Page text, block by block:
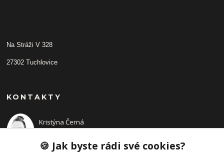
Na Stráži V 328
27302 Tuchlovice
KONTAKTY
Kristýna Černá
(Po-Pá, 9-14 hod.)
🍪 Jak byste rádi své cookies?